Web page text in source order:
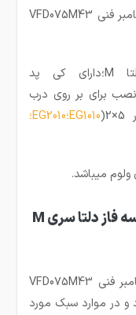
1-اینورتر ده اسب سه فاز دلتا M؛با پارت نامبر فنی VFD075M43
2-اینورتر 7.5 کیلووات سه فاز دلتا M؛دارای کی پد
برای بر روی درب
EG1010؛EG2010؛
نقطه ضعف اینورتر 7.5 کیلووات سه فاز دلتا سری M
اینورتر ده اسب سه فاز دلتا M؛با پارت نامبر فنی VFD075M43
در موارد سبک مورد